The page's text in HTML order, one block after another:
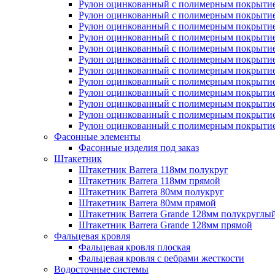
Рулон оцинкованный с полимерным
Рулон оцинкованный с полимерным
Рулон оцинкованный с полимерным
Рулон оцинкованный с полимерным
Рулон оцинкованный с полимерным
Рулон оцинкованный с полимерным
Рулон оцинкованный с полимерным
Рулон оцинкованный с полимерным
Рулон оцинкованный с полимерным
Рулон оцинкованный с полимерным
Рулон оцинкованный с полимерным
Рулон оцинкованный с полимерным
Фасонные элементы
Фасонные изделия под заказ
Штакетник
Штакетник Barrera 118мм полукруг
Штакетник Barrera 118мм прямой
Штакетник Barrera 80мм полукруг
Штакетник Barrera 80мм прямой
Штакетник Barrera Grande 128мм
Штакетник Barrera Grande 128мм прямой
Фальцевая кровля
Фальцевая кровля плоская
Фальцевая кровля с ребрами жесткости
Водосточные системы